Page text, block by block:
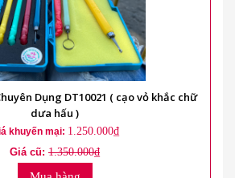
( cạo vỏ khắc chữ
dưa hấu )
khuyến mại: 1.250.000₫
Giá cũ: 1.350.000₫